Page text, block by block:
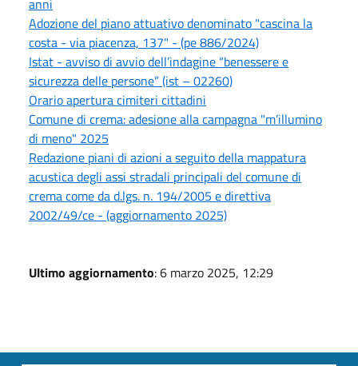
Adozione del piano attuativo denominato "cascina la
costa - via piacenza, 137" - (pe 886/2024)
Istat - avviso di avvio dell’indagine “benessere e
sicurezza delle persone” (ist – 02260)
Orario apertura cimiteri cittadini
Comune di crema: adesione alla campagna "m’illumino
di meno" 2025
Redazione piani di azioni a seguito della mappatura
acustica degli assi stradali principali del comune di
crema come da d.lgs. n. 194/2005 e direttiva
2002/49/ce - (aggiornamento 2025)
Ultimo aggiornamento: 6 marzo 2025, 12:29